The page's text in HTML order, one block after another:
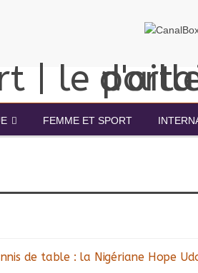
FEMME ET SPORT
de table : la Nigériane Hope